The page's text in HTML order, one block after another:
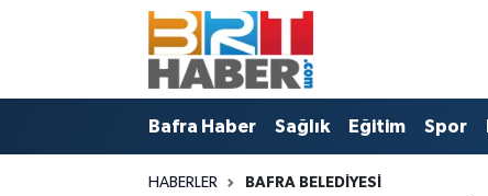
Bafra Haber Sağlık Eğitim Spor
HABERLER BAFRA BELEDIYESI
Bafra Vefat İlanları
Bafra Nöbetçi Eczaneler
Bafra Haber
Samsun Nöbetçi Eczaneler
Samsun Hava Durumu